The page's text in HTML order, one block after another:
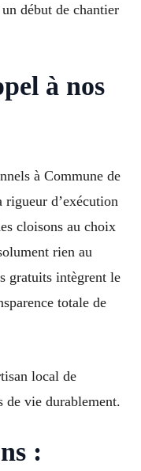
début de chantier
à nos
à Commune de
rigueur d’exécution
cloisons au choix
rien au
gratuits intègrent le
totale de
local de
de vie durablement.
: